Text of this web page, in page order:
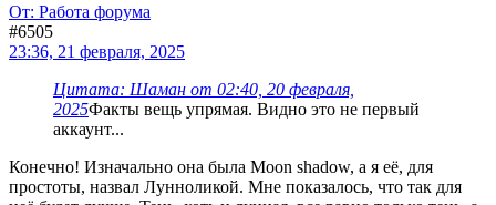
От: Работа форума
#6505
23:36, 21 февраля, 2025
Цитата: Шаман от 02:40, 20 февраля,
2025Факты вещь упрямая. Видно это не первый
аккаунт...
Конечно! Изначально она была Moon shadow, а я её, для
простоты, назвал Лунноликой. Мне показалось, что так для